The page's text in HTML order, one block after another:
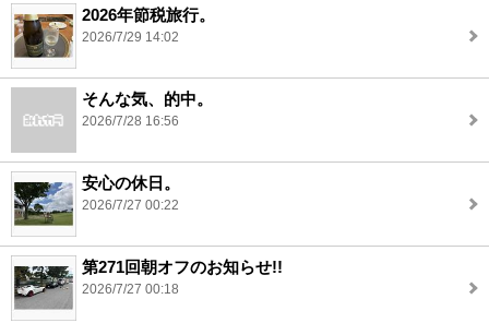
2026年節税旅行。
2026/7/29 14:02
そんな気、的中。
2026/7/28 16:56
安心の休日。
2026/7/27 00:22
第271回朝オフのお知らせ!!
2026/7/27 00:18